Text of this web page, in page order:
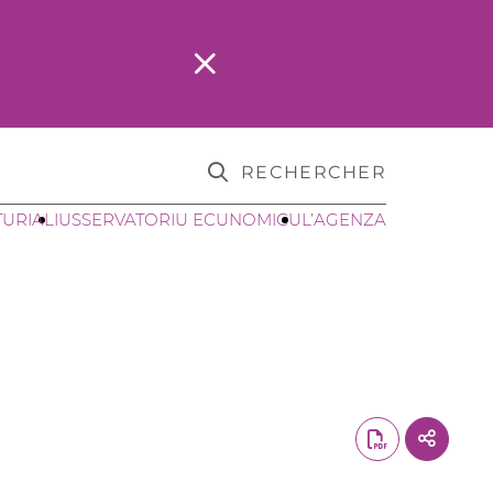
RECHERCHER
USSERVATORIU ECUNOMICUL’AGENZA